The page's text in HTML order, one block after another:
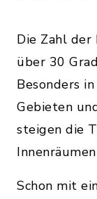
Die Zahl
über 30
Besonders
Gebieten
steigen die
Schon mit